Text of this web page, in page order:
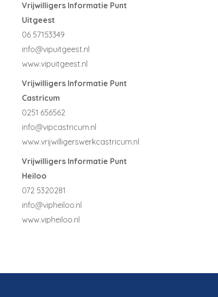
Vrijwilligers Informatie Punt
Uitgeest
06 57153349
info@vipuitgeest.nl
www.vipuitgeest.nl
Vrijwilligers Informatie Punt
Castricum
0251 656562
info@vipcastricum.nl
www.vrijwilligerswerkcastricum.nl
Vrijwilligers Informatie Punt
Heiloo
072 5320281
info@vipheiloo.nl
www.vipheiloo.nl